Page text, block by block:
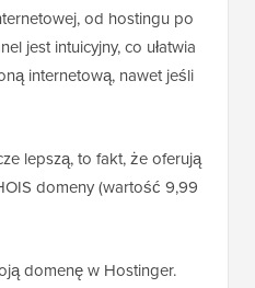
od hostingu po
jest intuicyjny, co ułatwia
internetową, nawet jeśli
lepszą, to fakt, że oferują
domeny (wartość 9,99
domenę w Hostinger.